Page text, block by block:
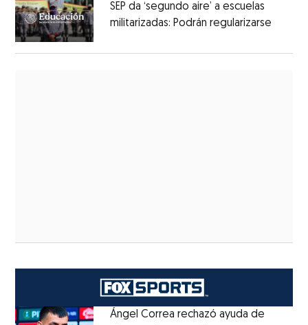
SEP da ‘segundo aire’ a escuelas
militarizadas: Podrán regularizarse
Ángel Correa rechazó ayuda de